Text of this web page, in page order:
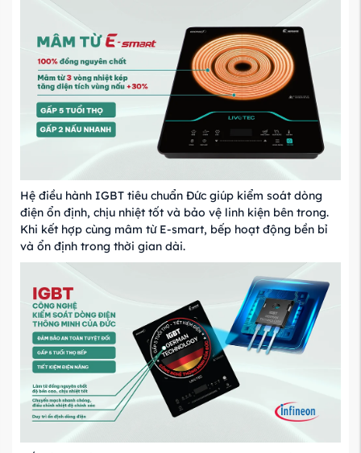
Hệ điều hành IGBT tiêu chuẩn Đức giúp kiểm soát dòng
điện ổn định, chịu nhiệt tốt và bảo vệ linh kiện bên trong.
Khi kết hợp cùng mâm từ E-smart, bếp hoạt động bền bỉ
và ổn định trong thời gian dài.